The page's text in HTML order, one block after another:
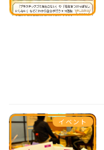
イベント